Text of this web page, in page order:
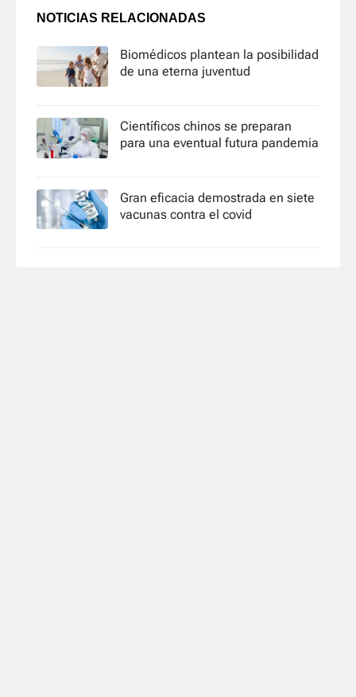
NOTICIAS RELACIONADAS
Biomédicos plantean la posibilidad
de una eterna juventud
Científicos chinos se preparan
para una eventual futura pandemia
Gran eficacia demostrada en siete
vacunas contra el covid